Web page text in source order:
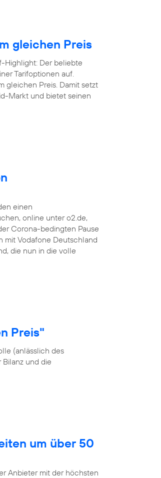
gleichen Preis
Highlight: Der beliebte
Tarifoptionen auf.
gleichen Preis. Damit setzt
Markt und bietet seinen
einen
online unter o2.de,
Corona-bedingten Pause
mit Vodafone Deutschland
die nun in die volle
Preis"
(anlässlich des
und die
um über 50
Anbieter mit der höchsten